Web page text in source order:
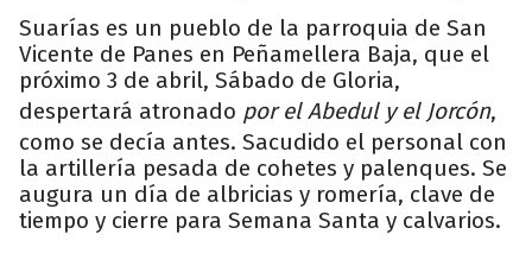
Suarías es un pueblo de la parroquia de San
Vicente de Panes en Peñamellera Baja, que el
próximo 3 de abril, Sábado de Gloria,
despertará atronado por el Abedul y el Jorcón,
como se decía antes. Sacudido el personal con
la artillería pesada de cohetes y palenques. Se
augura un día de albricias y romería, clave de
tiempo y cierre para Semana Santa y calvarios.